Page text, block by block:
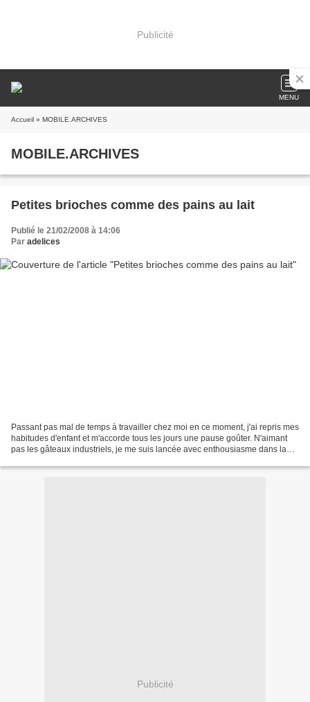
Publicité
MENU
Accueil » MOBILE.ARCHIVES
MOBILE.ARCHIVES
Petites brioches comme des pains au lait
Publié le 21/02/2008 à 14:06
Par adelices
Passant pas mal de temps à travailler chez moi en ce moment, j'ai repris mes
habitudes d'enfant et m'accorde tous les jours une pause goûter. N'aimant
pas les gâteaux industriels, je me suis lancée avec enthousiasme dans la
Publicité